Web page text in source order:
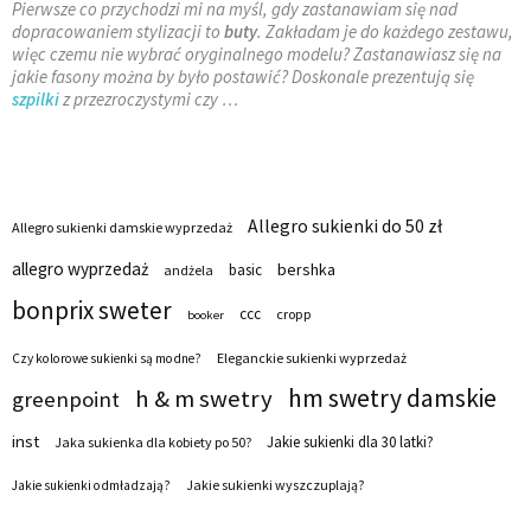
Pierwsze co przychodzi mi na myśl, gdy zastanawiam się nad
dopracowaniem stylizacji to buty. Zakładam je do każdego zestawu,
więc czemu nie wybrać oryginalnego modelu? Zastanawiasz się na
jakie fasony można by było postawić? Doskonale prezentują się
szpilkiz przezroczystymi czy …
Allegro sukienki damskie wyprzedaż
Allegro sukienki do 50 zł
allegro wyprzedaż
andżela basic bershka
bonprix sweter booker ccc cropp
Czy kolorowe sukienki są modne? Eleganckie sukienki wyprzedaż
greenpoint h & m swetry hm swetry damskie
inst Jaka sukienka dla kobiety po 50? Jakie sukienki dla 30 latki?
Jakie sukienki odmładzają? Jakie sukienki wyszczuplają?